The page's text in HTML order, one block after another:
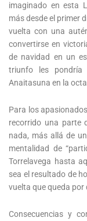
imaginado en esta
más desde el primer
vuelta con una
convertirse en
de navidad en un
triunfo les pondría
Anaitasuna en la
Para los
recorrido una parte
nada, más allá de
mentalidad de
Torrelavega hasta
sea el resultado de
vuelta que queda por
Consecuencias y